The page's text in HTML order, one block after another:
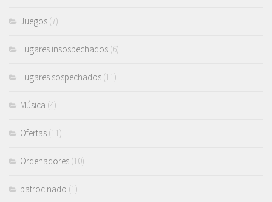
Juegos (7)
Lugares insospechados (6)
Lugares sospechados (11)
Música (4)
Ofertas (11)
Ordenadores (10)
patrocinado (1)